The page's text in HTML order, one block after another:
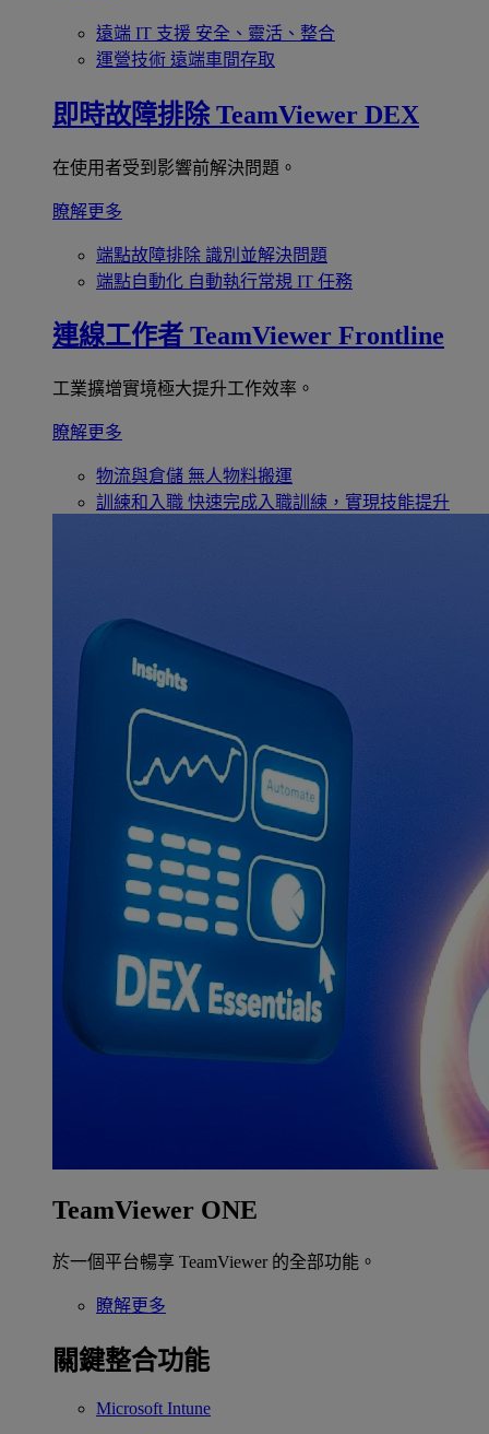
遠端 IT 支援 安全、靈活、整合
運營技術 遠端車間存取
即時故障排除 TeamViewer DEX
在使用者受到影響前解決問題。
瞭解更多
端點故障排除 識別並解決問題
端點自動化 自動執行常規 IT 任務
連線工作者 TeamViewer Frontline
工業擴增實境極大提升工作效率。
瞭解更多
物流與倉儲 無人物料搬運
訓練和入職 快速完成入職訓練，實現技能提升
TeamViewer ONE
於一個平台暢享 TeamViewer 的全部功能。
瞭解更多
關鍵整合功能
Microsoft Intune